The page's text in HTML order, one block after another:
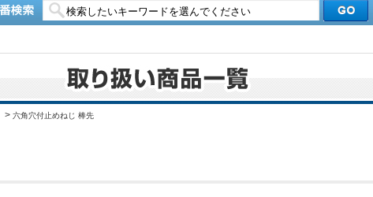
> 六角穴付止めねじ 棒先